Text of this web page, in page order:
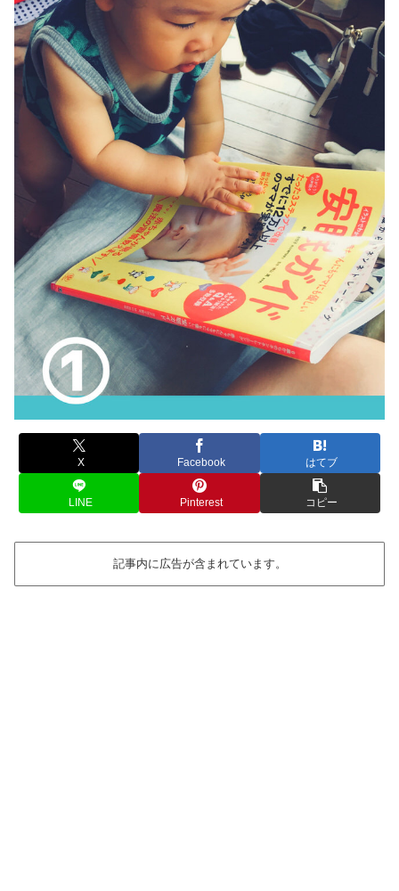
X Facebook はてブ
LINE Pinterest コピー
記事内に広告が含まれています。